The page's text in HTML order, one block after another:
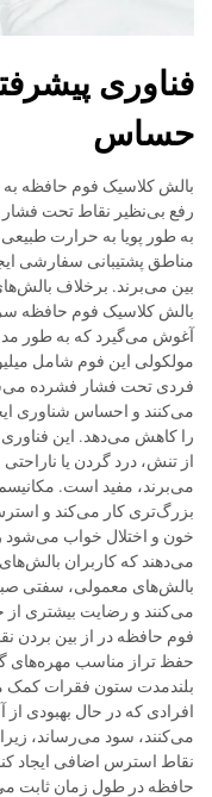
فناوری
حساس
بالش کلاسیک فوم حافظه به
به طور پویا به حرارت
مناطق پشتیبانی سفارشی
بین می‌برند. برخلاف
بالش کلاسیک فوم حافظه سر
آغوش می‌گیرد که به طور
مولکولی این فوم شامل
فردی تحت فشار فشرده
می‌کنند و احساس شناوری
را کاهش می‌دهد. این
از تنش، درد گردن یا
می‌برند، مفید است.
بزرگ‌تری کار می‌کند و
خون و اختلال خواب می‌شود
می‌دهند که کاربران
بالش‌های معمولی، سفتی
می‌کنند و رضایت بیشتری
فوم حافظه در از بین بردن
حفظ تراز مناسب مهره‌های
بلندمدت ستون فقرات کمک
افرادی که در حال بهبودی
می‌کنند، سود می‌رساند،
نقاط استرس اضافی ایجاد
حافظه در طول زمان ثابت